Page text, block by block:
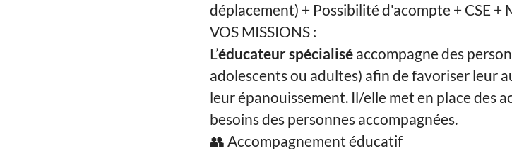
déplacement) + Possibilité d'acompte + CSE +
VOS MISSIONS :
L’éducateur spécialisé accompagne des
adolescents ou adultes) afin de favoriser leur
leur épanouissement. Il/elle met en place des
besoins des personnes accompagnées.
👥 Accompagnement éducatif